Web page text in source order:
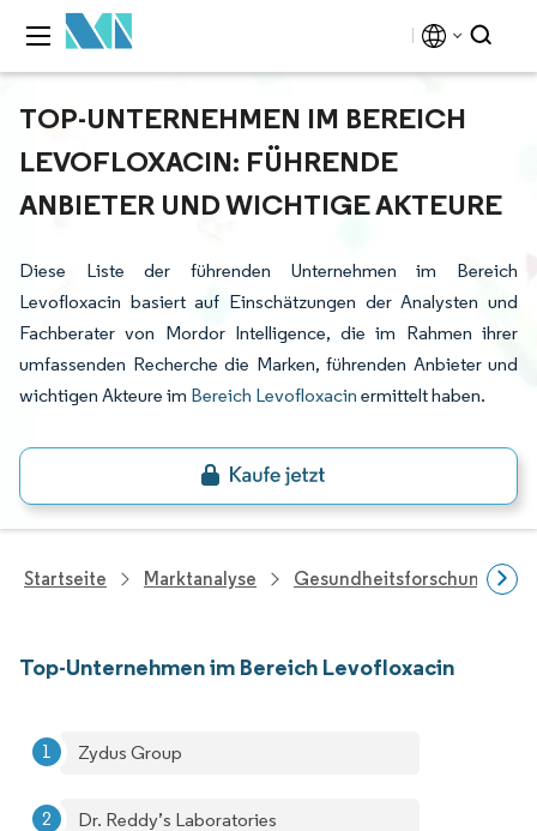
TOP-UNTERNEHMEN IM BEREICH
LEVOFLOXACIN: FÜHRENDE
ANBIETER UND WICHTIGE AKTEURE
Diese Liste der führenden Unternehmen im Bereich
Levofloxacin basiert auf Einschätzungen der Analysten und
Fachberater von Mordor Intelligence, die im Rahmen ihrer
umfassenden Recherche die Marken, führenden Anbieter und
wichtigen Akteure im Bereich Levofloxacin ermittelt haben.
Startseite Marktanalyse Gesundheitsforschung
Top-Unternehmen im Bereich Levofloxacin
Zydus Group
Dr. Reddy’s Laboratories